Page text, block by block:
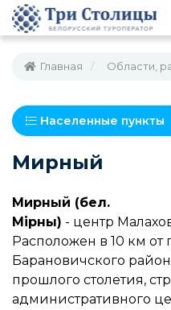
Главная Области,
Населенные пункты
Мирный
Мирный (бел.
Мірны) - центр
Расположен в 10 км от
Барановичского
прошлого столетия,
административного